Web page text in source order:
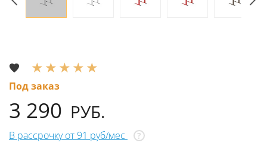
Под заказ
3 290 РУБ.
В рассрочку от 91 руб/мес ?